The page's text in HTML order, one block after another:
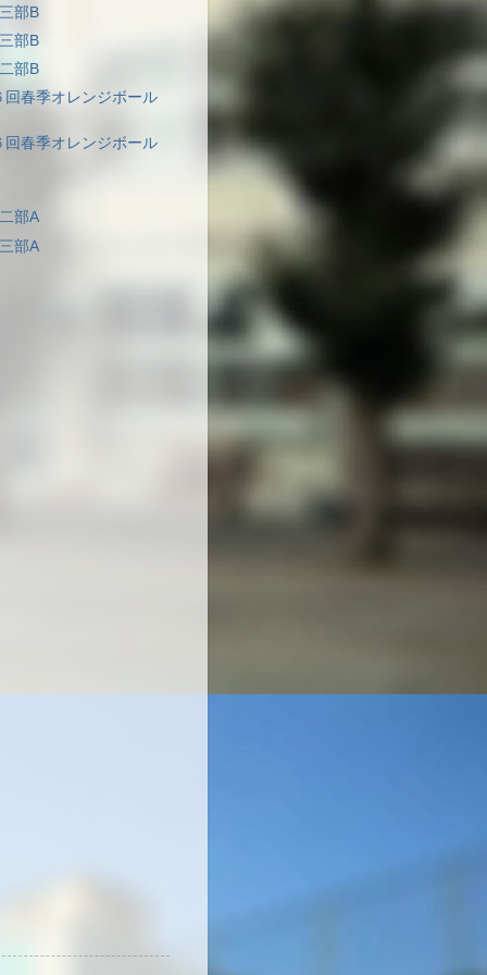
部B
部B
部B
春季オレンジボール
春季オレンジボール
部A
部A